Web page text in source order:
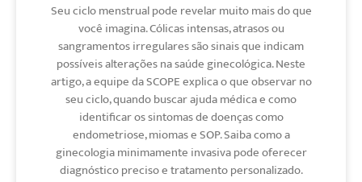
Seu ciclo menstrual pode revelar muito mais do que
você imagina. Cólicas intensas, atrasos ou
sangramentos irregulares são sinais que indicam
possíveis alterações na saúde ginecológica. Neste
artigo, a equipe da SCOPE explica o que observar no
seu ciclo, quando buscar ajuda médica e como
identificar os sintomas de doenças como
endometriose, miomas e SOP. Saiba como a
ginecologia minimamente invasiva pode oferecer
diagnóstico preciso e tratamento personalizado.